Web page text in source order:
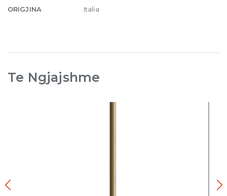
ORIGJINA Italia
Te Ngjajshme